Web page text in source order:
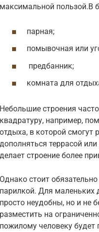
максимальной пользой.В
парная;
помывочная или
предбанник;
комната для
Небольшие строения
квадратуру, например,
отдыха, в которой смогут
дополняться террасой
делает строение более
Однако стоит
парилкой. Для маленьких
просто неудобны, но и не
разместить на
пожилому человеку будет